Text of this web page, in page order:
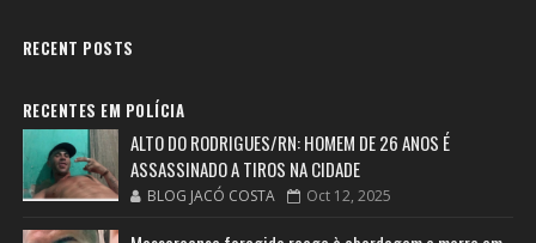
RECENT POSTS
RECENTES EM POLÍCIA
ALTO DO RODRIGUES/RN: HOMEM DE 26 ANOS É
ASSASSINADO A TIROS NA CIDADE
BLOG JACÓ COSTA Oct 12, 2025